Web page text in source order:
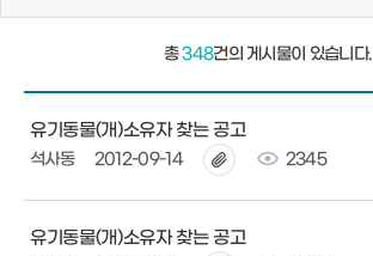
총348건의 게시물이 있습니다.
유기동물(개)소유자 찾는 공고
석사동 2012-09-14 2345
유기동물(개)소유자 찾는 공고